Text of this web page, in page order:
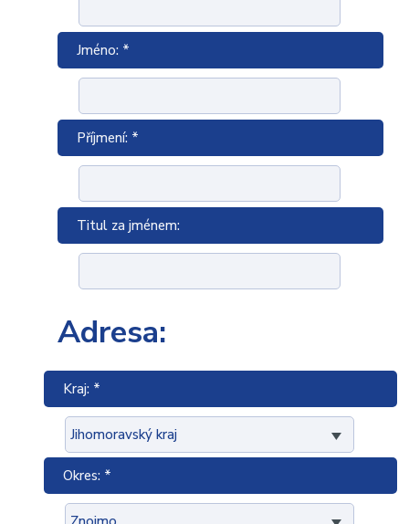
Jméno: *
Příjmení: *
Titul za jménem:
Adresa:
Kraj: *
Okres: *